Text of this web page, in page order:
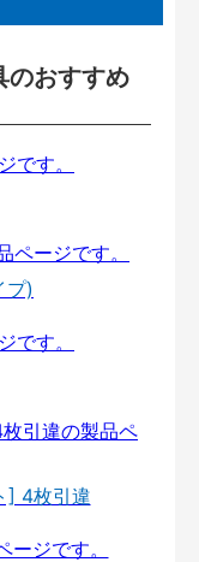
のおすすめ
プ)
] 4枚引違